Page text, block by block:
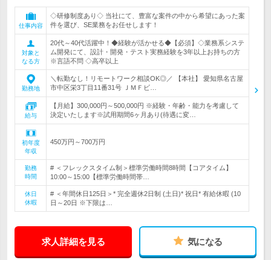
仕事内容
◇研修制度あり◇ 当社にて、豊富な案件の中から希望にあった案
件を選び、SE業務をお任せします！
対象と
なる方
20代～40代活躍中！◆経験が活かせる◆【必須】◇業務系システ
ム開発にて、設計・開発・テスト実務経験を3年以上お持ちの方
※言語不問 ◇高卒以上
勤務地
＼転勤なし！リモートワーク相談OK◎／ 【本社】 愛知県名古屋
市中区栄3丁目11番31号 ＪＭＦビ…
給与
【月給】300,000円～500,000円 ※経験・年齢・能力を考慮して
決定いたします※試用期間6ヶ月あり(待遇に変…
初年度
年収
450万円～700万円
勤務
時間
# ＜フレックスタイム制＞標準労働時間8時間【コアタイム】
10:00～15:00【標準労働時間帯…
休日
休暇
# ＜年間休日125日＞* 完全週休2日制 (土日)* 祝日* 有給休暇 (10
日～20日 ※下限は…
求人詳細を見る 気になる